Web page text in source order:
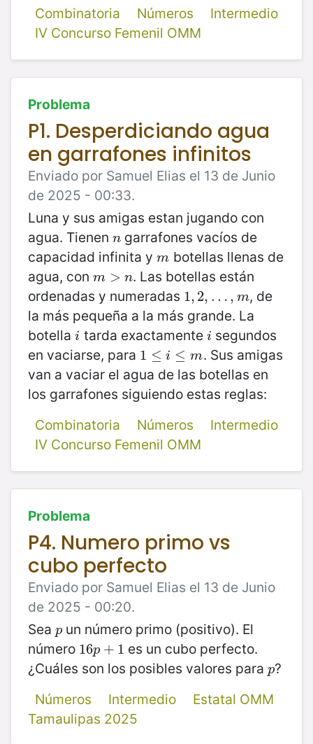
Combinatoria
Números
Intermedio
IV Concurso Femenil OMM
Problema
P1. Desperdiciando agua
en garrafones infinitos
Enviado por Samuel Elias el 13 de Junio
de 2025 - 00:33.
Luna y sus amigas estan jugando con
agua. Tienen n
n garrafones vacíos de
capacidad infinita y m
m botellas llenas de
agua, con m > n
m>n
. Las botellas están
ordenadas y numeradas 1, 2, … , m
1,2,… ,m
, de
la más pequeña a la más grande. La
botella i
i tarda exactamente i
i segundos
en vaciarse, para 1 ≤ i ≤ m
1 ≤i≤m
. Sus amigas
van a vaciar el agua de las botellas en
los garrafones siguiendo estas reglas:
Combinatoria
Números
Intermedio
IV Concurso Femenil OMM
Problema
P4. Numero primo vs
cubo perfecto
Enviado por Samuel Elias el 13 de Junio
de 2025 - 00:20.
Sea p
pun número primo (positivo). El
número 16p + 1
16p +1
es un cubo perfecto.
¿Cuáles son los posibles valores para p
p?
Números
Intermedio
Estatal OMM
Tamaulipas 2025